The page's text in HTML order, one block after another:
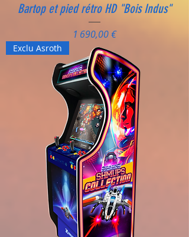
Bartop et pied rétro HD "Bois Indus"
Prix
1 690,00 €
Exclu Asroth